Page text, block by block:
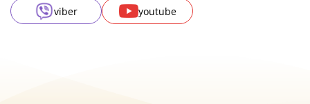
viber
youtube